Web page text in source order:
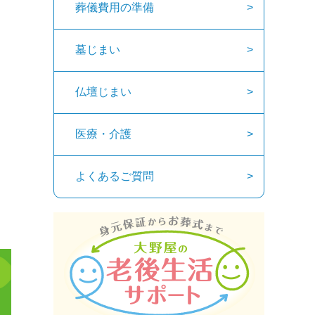
葬儀費用の準備
墓じまい
仏壇じまい
医療・介護
よくあるご質問